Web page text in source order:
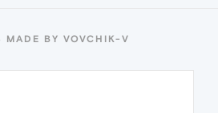
MADE BY VOVCHIK-V